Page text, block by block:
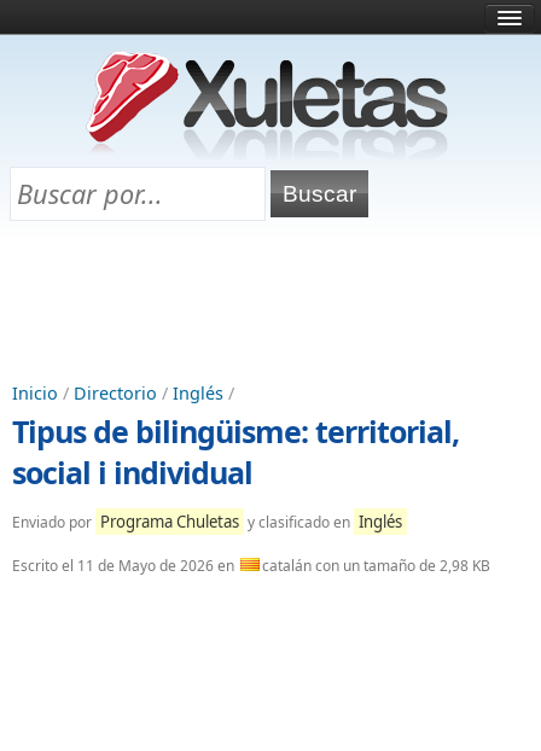
¿Qué es esto?
Directorio
Chuletas para exámenes
Inicio / Directorio / Inglés /
Tipus de bilingüisme: territorial,
social i individual
Enviado por Programa Chuletas y clasificado en Inglés
Escrito el 11 de Mayo de 2026en catalán con un tamaño de 2,98 KB